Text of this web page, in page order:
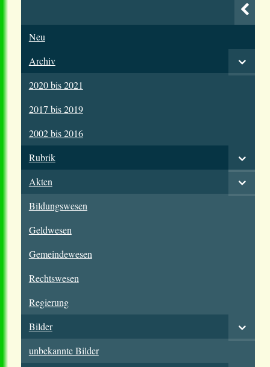
Neu
Archiv
2020 bis 2021
2017 bis 2019
2002 bis 2016
Rubrik
Akten
Bildungswesen
Geldwesen
Gemeindewesen
Rechtswesen
Regierung
Bilder
unbekannte Bilder